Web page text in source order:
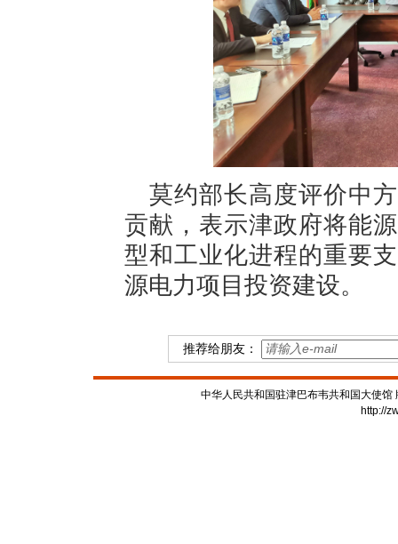
莫约部长高度评价中
贡献，表示津政府将能
型和工业化进程的重要
源电力项目投资建设。
推荐给朋友：
中华人民共和国驻津巴布韦共和国大使
http://